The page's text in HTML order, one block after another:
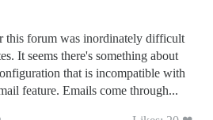
this forum was inordinately difficult
It seems there's something about
that is incompatible with
feature. Emails come through...